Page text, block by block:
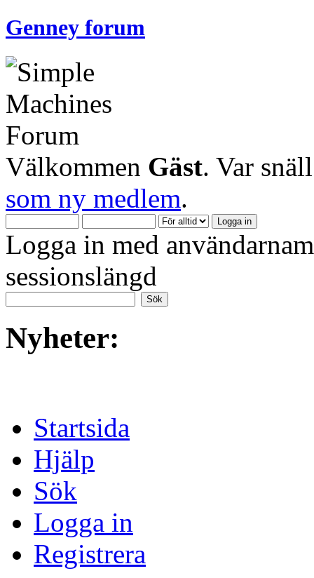
Genney forum
Välkommen Gäst. Var
som ny medlem.
Logga in med
sessionslängd
Nyheter:
Startsida
Hjälp
Sök
Logga in
Registrera